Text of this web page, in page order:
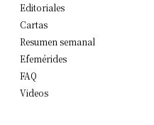
Editoriales
Cartas
Resumen semanal
Efemérides
FAQ
Videos